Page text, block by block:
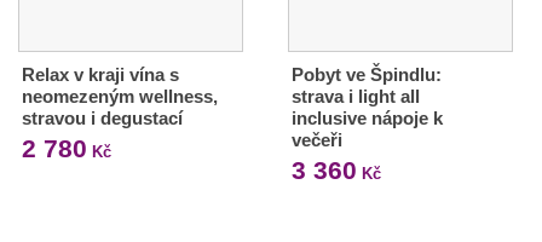
Relax v kraji vína s
neomezeným wellness,
stravou i degustací
2 780 Kč
Pobyt ve Špindlu:
strava i light all
inclusive nápoje k
večeři
3 360 Kč